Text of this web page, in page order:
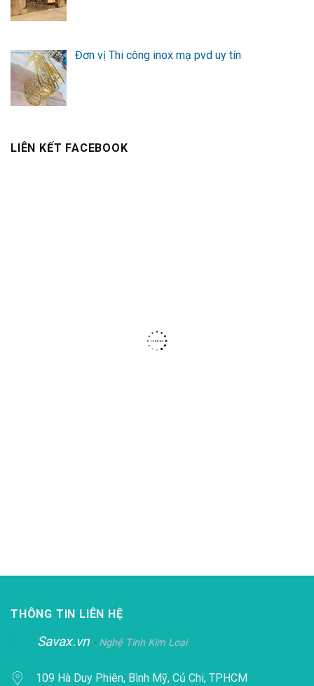
Đơn vị Thi công inox mạ pvd uy tín
LIÊN KẾT FACEBOOK
THÔNG TIN LIÊN HỆ
Savax.vn - Nghệ Tinh Kim Loại
109 Hà Duy Phiên, Bình Mỹ, Củ Chi, TPHCM